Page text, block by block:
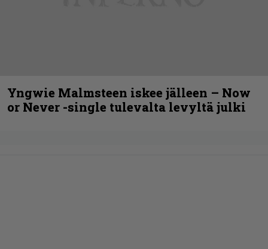
Yngwie Malmsteen iskee jälleen – Now
or Never -single tulevalta levyltä julki